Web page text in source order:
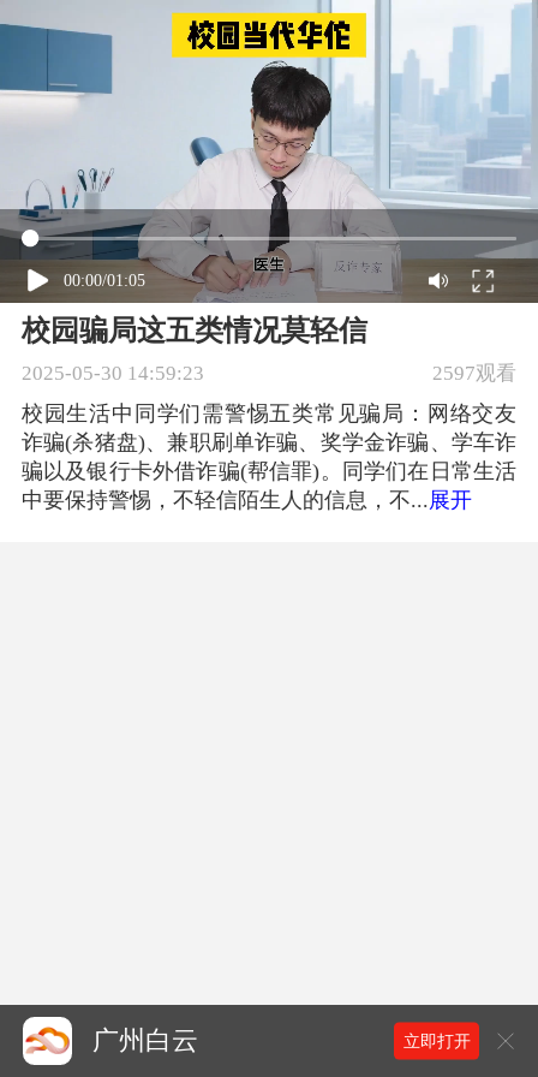
00:00/01:05
校园骗局这五类情况莫轻信
2025-05-30 14:59:23 2597观看
校园生活中同学们需警惕五类常见骗局：网络交友
诈骗(杀猪盘)、兼职刷单诈骗、奖学金诈骗、学车诈
骗以及银行卡外借诈骗(帮信罪)。同学们在日常生活
中要保持警惕，不轻信陌生人的信息，不...展开
广州白云 立即打开